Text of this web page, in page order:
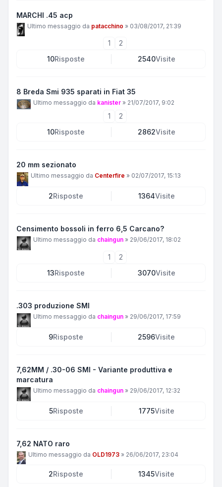
MARCHI .45 acp
Ultimo messaggio da patacchino » 03/08/2017, 21:39
1
2
10Risposte 2540Visite
8 Breda Smi 935 sparati in Fiat 35
Ultimo messaggio da kanister » 21/07/2017, 9:02
1
2
10Risposte 2862Visite
20 mm sezionato
Ultimo messaggio da Centerfire » 02/07/2017, 15:13
2Risposte 1364Visite
Censimento bossoli in ferro 6,5 Carcano?
Ultimo messaggio da chaingun » 29/06/2017, 18:02
1
2
13Risposte 3070Visite
.303 produzione SMI
Ultimo messaggio da chaingun » 29/06/2017, 17:59
9Risposte 2596Visite
7,62MM / .30-06 SMI - Variante produttiva e
marcatura
Ultimo messaggio da chaingun » 29/06/2017, 12:32
5Risposte 1775Visite
7,62 NATO raro
Ultimo messaggio da OLD1973 » 26/06/2017, 23:04
2Risposte 1345Visite